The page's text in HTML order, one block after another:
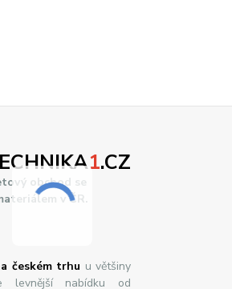
1.CZ
obchod se
v ČR.
českém trhu u většiny
levnější nabídku od